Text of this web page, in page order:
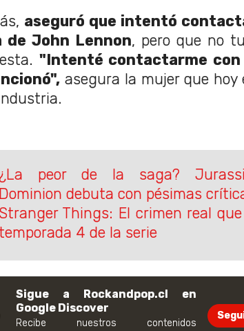
aseguró que intentó
de John Lennon, pero que no
"Intenté contactarme con
asegura la mujer que hoy
¿La peor de la saga?
Dominion debuta con pésimas
Stranger Things: El crimen real
temporada 4 de la serie
Sigue a Rockandpop.cl en
Google Discover
Recibe nuestros contenidos